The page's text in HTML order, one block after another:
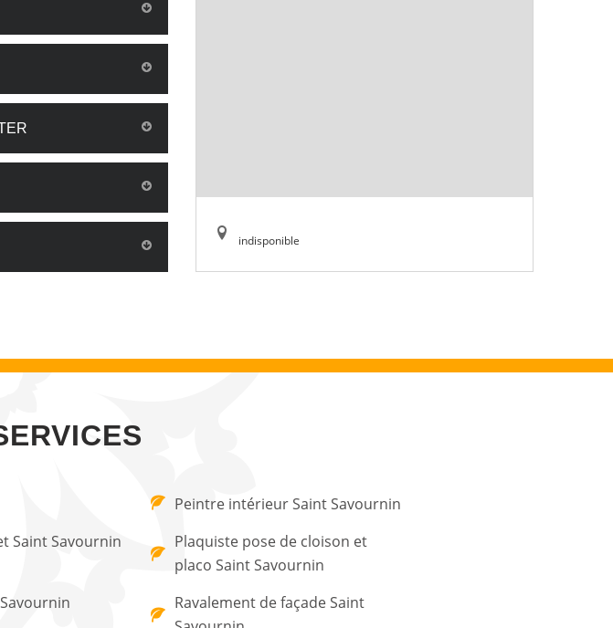
indisponible
Saint Savournin
Peintre intérieur Saint Savournin
Plaquiste pose de cloison et
placo Saint Savournin
Ravalement de façade Saint